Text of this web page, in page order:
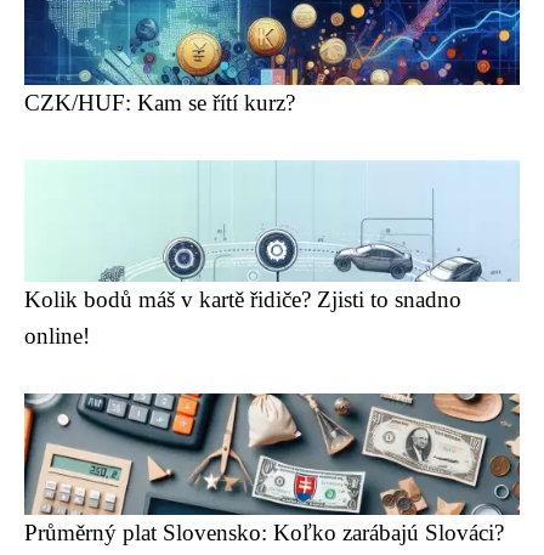
CZK/HUF: Kam se řítí kurz?
Kolik bodů máš v kartě řidiče? Zjisti to snadno
online!
Průměrný plat Slovensko: Koľko zarábajú Slováci?